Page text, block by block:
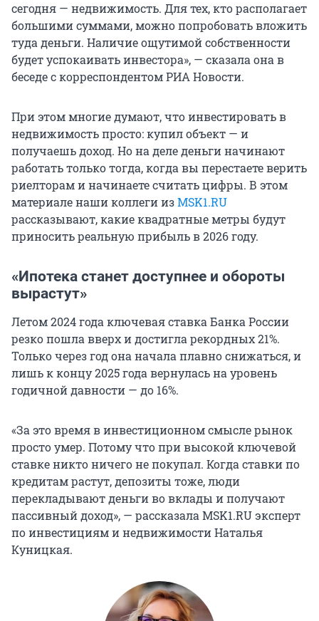
сегодня — недвижимость. Для тех, кто располагает
большими суммами, можно попробовать вложить
туда деньги. Наличие ощутимой собственности
будет успокаивать инвестора», — сказала она в
беседе с корреспондентом РИА Новости.
При этом многие думают, что инвестировать в
недвижимость просто: купил объект — и
получаешь доход. Но на деле деньги начинают
работать только тогда, когда вы перестаете верить
риелторам и начинаете считать цифры. В этом
материале наши коллеги изMSK1.RU
рассказывают, какие квадратные метры будут
приносить реальную прибыль в 2026 году.
«Ипотека станет доступнее и обороты
вырастут»
Летом 2024 года ключевая ставка Банка России
резко пошла вверх и достигла рекордных 21%.
Только через год она начала плавно снижаться, и
лишь к концу 2025 года вернулась на уровень
годичной давности — до 16%.
«За это время в инвестиционном смысле рынок
просто умер. Потому что при высокой ключевой
ставке никто ничего не покупал. Когда ставки по
кредитам растут, депозиты тоже, люди
перекладывают деньги во вклады и получают
пассивный доход», — рассказала MSK1.RU эксперт
по инвестициям и недвижимости Наталья
Куницкая.